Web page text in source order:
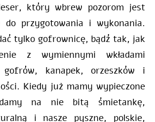
który wbrew pozorom jest
do przygotowania i wykonania.
tylko gofrownicę, bądź tak, jak
z wymiennymi wkładami
kanapek, orzeszków i
Kiedy już mamy wypieczone
na nie bitą śmietankę,
i nasze pyszne, polskie,